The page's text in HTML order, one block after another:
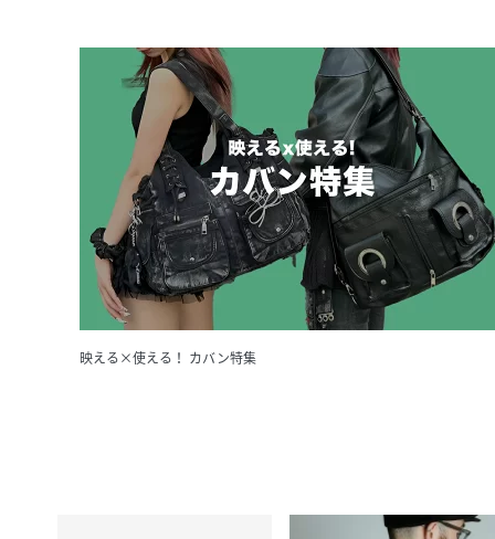
映える×使える！ カバン特集